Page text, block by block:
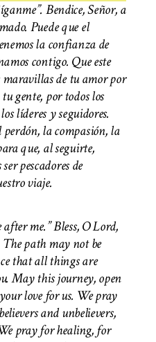
Bendice, Señor, a
Puede que el
la confianza de
contigo. Que este
maravillas de tu amor por
gente, por todos los
líderes y seguidores.
la compasión, la
que, al seguirte,
pescadores de
viaje.
after me.” Bless, O Lord,
path may not be
that all things are
May this journey, open
love for us. We pray
and unbelievers,
pray for healing, for